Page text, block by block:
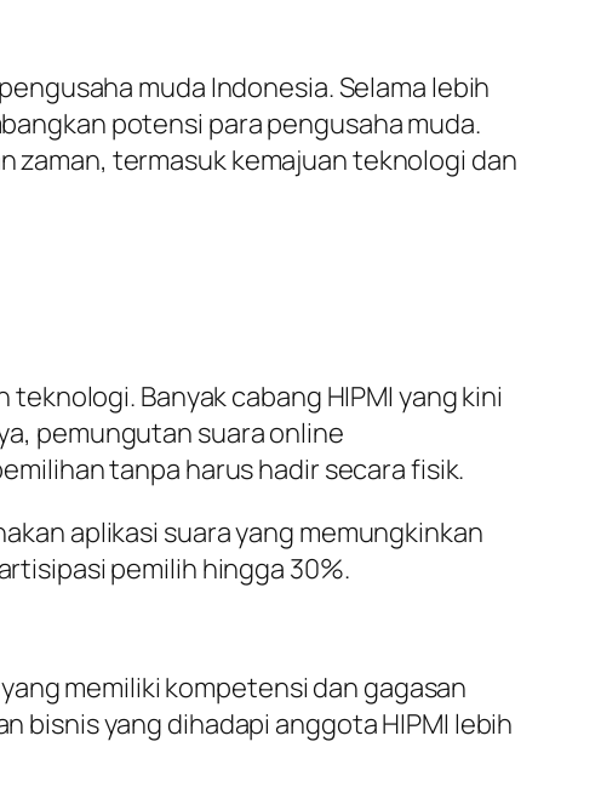
muda Indonesia. Selama lebih
potensi para pengusaha muda.
zaman, termasuk kemajuan teknologi dan
Banyak cabang HIPMI yang kini
pemungutan suara online
tanpa harus hadir secara fisik.
aplikasi suara yang memungkinkan
pemilih hingga 30%.
memiliki kompetensi dan gagasan
bisnis yang dihadapi anggota HIPMI lebih